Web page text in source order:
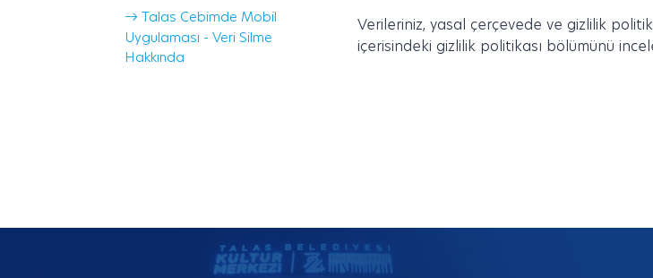
Talas Cebimde Mobil
Uygulaması - Veri Silme
Hakkında
Verileriniz, yasal çerçevede ve gizlilik
içerisindeki gizlilik politikası bölümünü